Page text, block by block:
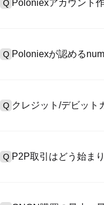
Q Poloniexアカウント
>「安全性」へ有効ID証
Q Poloniexが認める
入金）（プロセス1～3
Q クレジット/デビット
物取引手数料（0.05%
Q P2P取引はどう始ま